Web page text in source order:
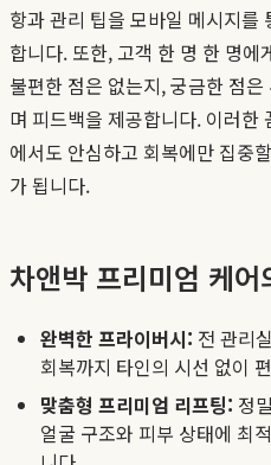
항과 관리 팁을 모바일 메시지를
합니다. 또한, 고객 한 명 한 명
불편한 점은 없는지, 궁금한 점
며 피드백을 제공합니다. 이러한
에서도 안심하고 회복에만 집중
가 됩니다.
차앤박 프리미엄 케어
완벽한 프라이버시: 전 관리
회복까지 타인의 시선 없이
맞춤형 프리미엄 리프팅: 정
얼굴 구조와 피부 상태에 최